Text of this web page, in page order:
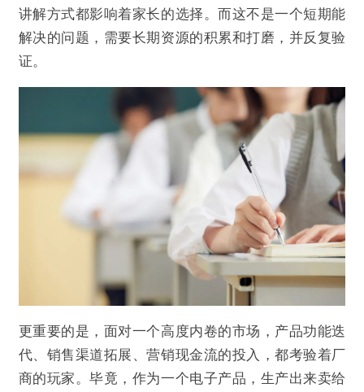
讲解方式都影响着家长的选择。而这不是一个短期能
解决的问题，需要长期资源的积累和打磨，并反复验
证。
更重要的是，面对一个高度内卷的市场，产品功能迭
代、销售渠道拓展、营销现金流的投入，都考验着厂
商的玩家。毕竟，作为一个电子产品，生产出来卖给